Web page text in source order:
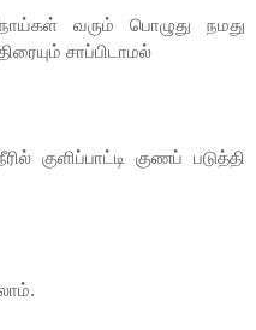
வரும் பொழுது நமது
சாப்பிடாமல்
குளிப்பாட்டி குணப் படுத்தி